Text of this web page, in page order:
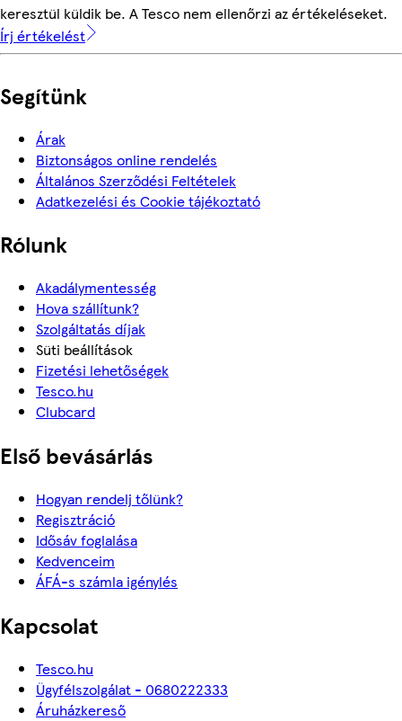
keresztül küldik be. A Tesco nem ellenőrzi az értékeléseket.
Írj értékelést
Segítünk
Árak
Biztonságos online rendelés
Általános Szerződési Feltételek
Adatkezelési és Cookie tájékoztató
Rólunk
Akadálymentesség
Hova szállítunk?
Szolgáltatás díjak
Süti beállítások
Fizetési lehetőségek
Tesco.hu
Clubcard
Első bevásárlás
Hogyan rendelj tőlünk?
Regisztráció
Idősáv foglalása
Kedvenceim
ÁFÁ-s számla igénylés
Kapcsolat
Tesco.hu
Ügyfélszolgálat - 0680222333
Áruházkereső